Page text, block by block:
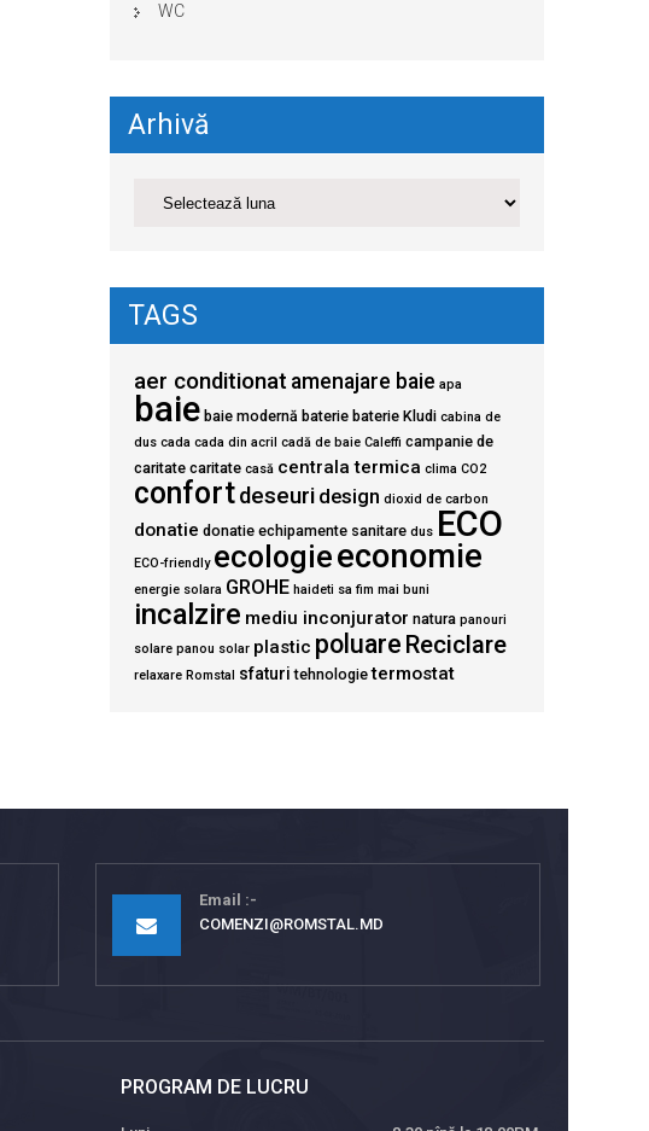
WC
Arhivă
TAGS
aer conditionat amenajare baie apa
baie baie modernă baterie baterie Kludi cabina de
dus cada cada din acril cadă de baie Caleffi campanie de
caritate caritate casă centrala termica clima CO2
confortdeseuri design dioxid de carbon
donatie donatie echipamente sanitare dus ECO
ECO-friendly ecologieeconomie
energie solara GROHE haideti sa fim mai buni
incalzire mediu inconjurator natura panouri
solare panou solar plastic poluare Reciclare
relaxare Romstal sfaturi tehnologie termostat
Email
COMENZI@ROMSTAL.MD
PROGRAM DE LUCRU